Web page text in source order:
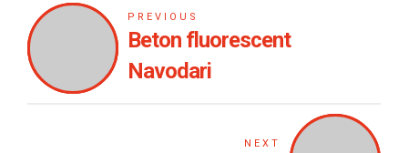
PREVIOUS
Beton fluorescent
Navodari
NEXT